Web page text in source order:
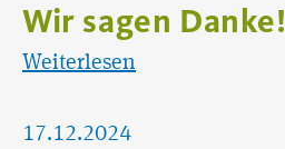
Wir sagen Danke!
Weiterlesen
17.12.2024